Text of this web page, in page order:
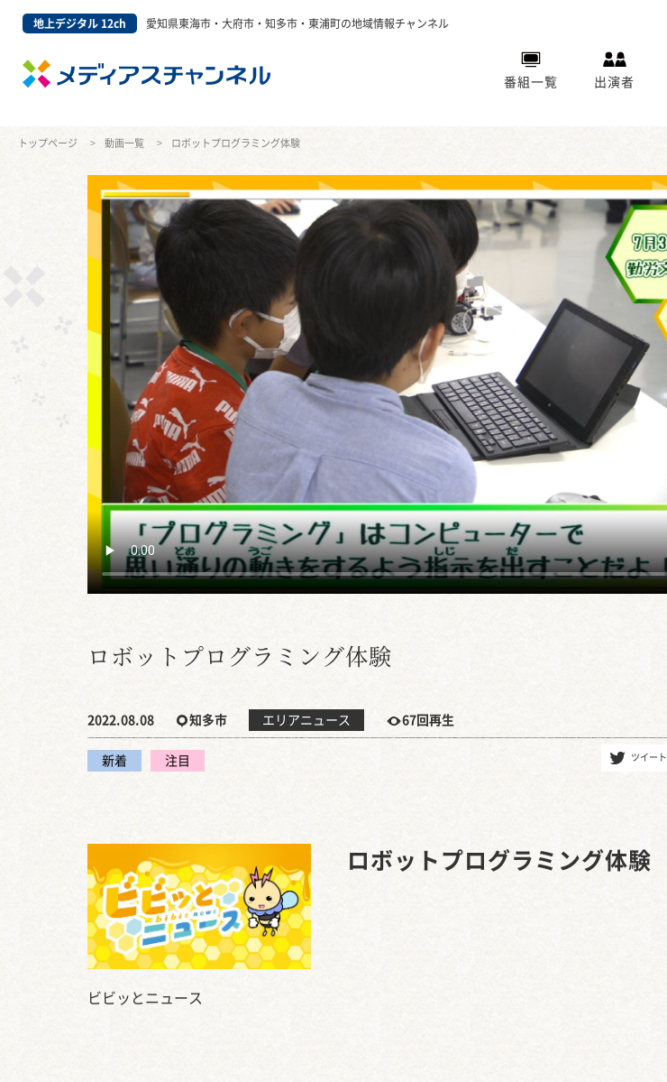
地上デジタル 12ch 愛知県東海市・大府市・知多市・東浦町の地域情報チャンネル
番組一覧 出演者
トップページ 動画一覧 ロボットプログラミング体験
ロボットプログラミング体験
2022.08.08 知多市 エリアニュース 67回再生
新着 注目 ツイート
ビビッとニュース
ロボットプログラミング体験